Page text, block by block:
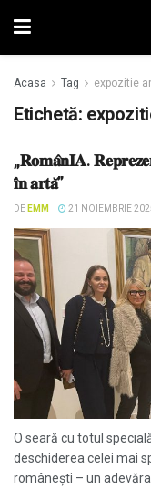
Acasa Tag expozitie
Etichetă:
„𝐑𝐨𝐦𝐚̂𝐧𝐈𝐀.
𝐢̂𝐧 𝐚𝐫𝐭𝐚̆”
DE EMM 21 NOIEMBRIE
O seară cu totul specială
deschiderea celei mai
românești – un